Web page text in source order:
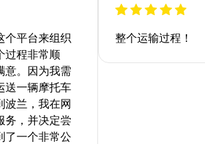
个平台来组织
过程非常顺
意。因为我需
送一辆摩托车
波兰，我在网
务，并决定尝
了一个非常公
整个运输过程！